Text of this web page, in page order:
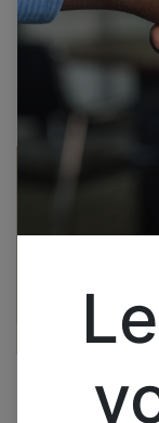
VO/V1 CTRL BD